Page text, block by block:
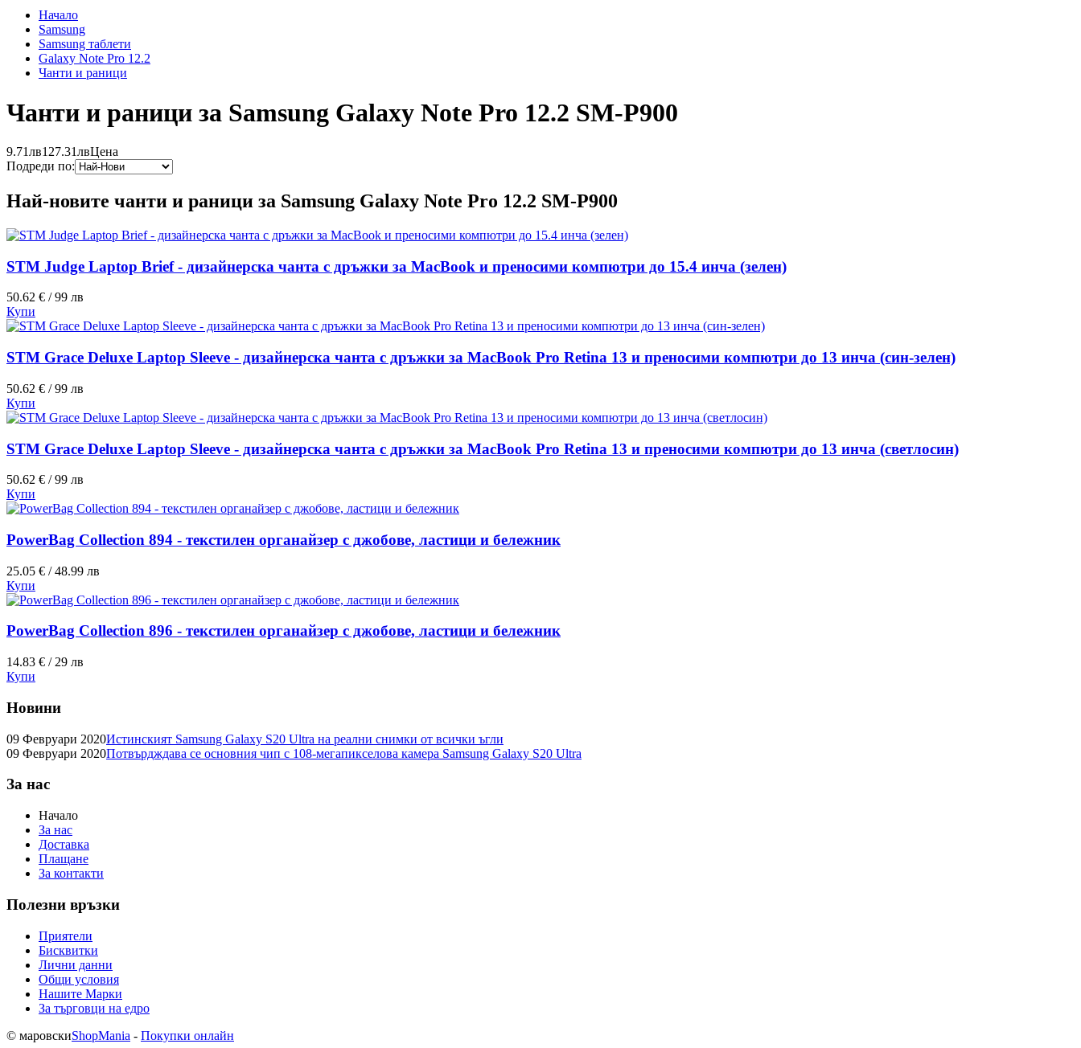
Начало
Samsung
Samsung таблети
Galaxy Note Pro 12.2
Чанти и раници
Чанти и раници за Samsung Galaxy Note Pro 12.2 SM-P900
9.71лв127.31лвЦена
Подреди по:
Най-новите чанти и раници за Samsung Galaxy Note Pro 12.2 SM-P900
STM Judge Laptop Brief - дизайнерска чанта с дръжки за MacBook и преносими компютри до 15.4 инча (зелен)
50.62 € / 99 лв
Купи
STM Grace Deluxe Laptop Sleeve - дизайнерска чанта с дръжки за MacBook Pro Retina 13 и преносими компютри до 13 инча (син-зелен)
50.62 € / 99 лв
Купи
STM Grace Deluxe Laptop Sleeve - дизайнерска чанта с дръжки за MacBook Pro Retina 13 и преносими компютри до 13 инча (светлосин)
50.62 € / 99 лв
Купи
PowerBag Collection 894 - текстилен органайзер с джобове, ластици и бележник
25.05 € / 48.99 лв
Купи
PowerBag Collection 896 - текстилен органайзер с джобове, ластици и бележник
14.83 € / 29 лв
Купи
Новини
09 Февруари 2020Истинският Samsung Galaxy S20 Ultra на реални снимки от всички ъгли
09 Февруари 2020Потвърдждава се основния чип с 108-мегапикселова камера Samsung Galaxy S20 Ultra
За нас
Начало
За нас
Доставка
Плащане
За контакти
Полезни връзки
Приятели
Бисквитки
Лични данни
Общи условия
Нашите Марки
За търговци на едро
© маровскиShopMania - Покупки онлайн